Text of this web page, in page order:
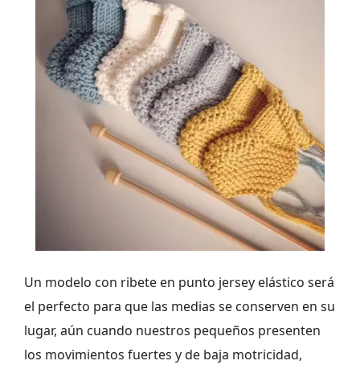
Un modelo con ribete en punto jersey elástico será
el perfecto para que las medias se conserven en su
lugar, aún cuando nuestros pequeños presenten
los movimientos fuertes y de baja motricidad,